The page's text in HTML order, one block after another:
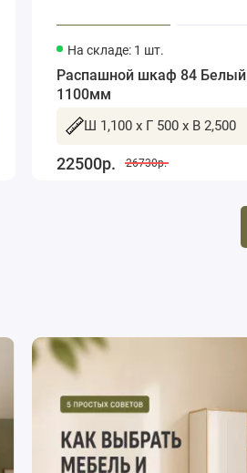
На складе: 1 шт.
Распашной шкаф 84 Белый
1100мм
Ш 1,100 x Г 500 x В 2,500
22500р. 26730р.